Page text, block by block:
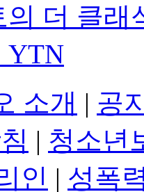
더 클래
YTN
소개 | 공
| 청소년
인 | 성폭